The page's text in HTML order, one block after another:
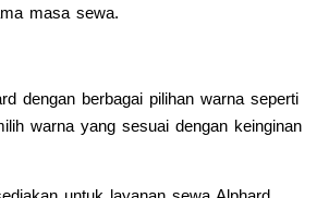
masa sewa.
dengan berbagai pilihan warna seperti
warna yang sesuai dengan keinginan